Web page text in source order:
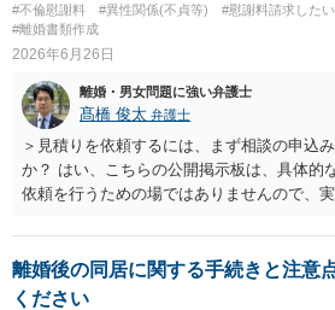
#不倫慰謝料 #異性関係(不貞等) #慰謝料請求した
#離婚書類作成
2026年6月26日
離婚・男女問題に強い弁護士
髙橋 俊太 弁護士
＞見積りを依頼するには、まず相談の申込
か？ はい、こちらの公開掲示板は、具体的
依頼を行うための場ではありませんので、
わせをしていただく必要があります。
離婚後の同居に関する手続きと注意
ください